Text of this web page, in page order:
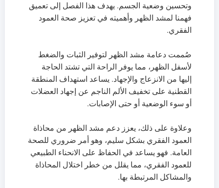
وتحسين وضعية الجسم. يهدف هذا الفصل إلى تعميق
فهمنا لمشد الظهر وأهميته في تعزيز صحة العمود
الفقري.
صُممت دعامة مشد الظهر لتوفير الثبات والضغط
لأسفل الظهر، مما يوفر الراحة التي تشتد الحاجة
إليها من الانزعاج والإجهاد. يساعد استهداف المنطقة
القطنية على تخفيف الألم الناجم عن إجهاد العضلات
أو سوء الوضعية أو حتى الإصابات.
وعلاوة على ذلك، يعزز دعم مشد الظهر من محاذاة
العمود الفقري بشكل سليم، وهو أمر ضروري للصحة
العامة. فهو يساعد في الحفاظ على الانحناء الطبيعي
للعمود الفقري، مما يقلل من خطر اختلال المحاذاة
والمشاكل المرتبطة بها.